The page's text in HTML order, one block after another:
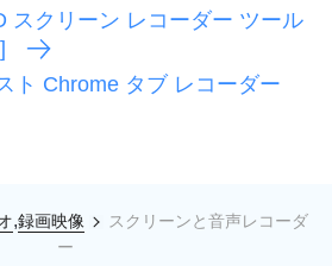
スクリーン レコーダー ツール
ト Chrome タブ レコーダー
,録画映像
スクリーンと音声レコーダ
ー